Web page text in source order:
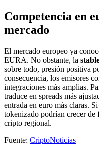
Competencia en
mercado
El mercado europeo ya
EURA. No obstante, la
sobre todo, presión positiva
consecuencia, los emisores
integraciones más amplias.
traduce en spreads más
entrada en euro más claras.
tokenizado podrían crecer de
cripto regional.
Fuente: CriptoNoticias